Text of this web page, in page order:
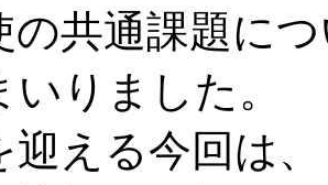
の共通課題に
りました。
迎える今回は